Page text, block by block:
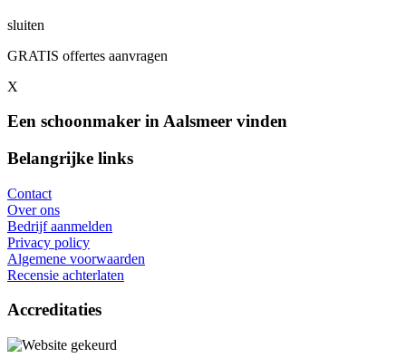
sluiten
GRATIS offertes aanvragen
X
Een schoonmaker in Aalsmeer vinden
Belangrijke links
Contact
Over ons
Bedrijf aanmelden
Privacy policy
Algemene voorwaarden
Recensie achterlaten
Accreditaties